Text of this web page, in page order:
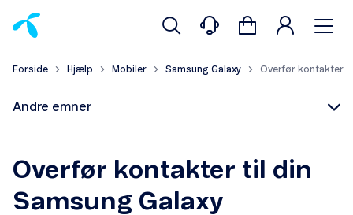
Forside Hjælp Mobiler Samsung Galaxy Overfør kontakter
Andre emner
Overfør kontakter til din
Samsung Galaxy